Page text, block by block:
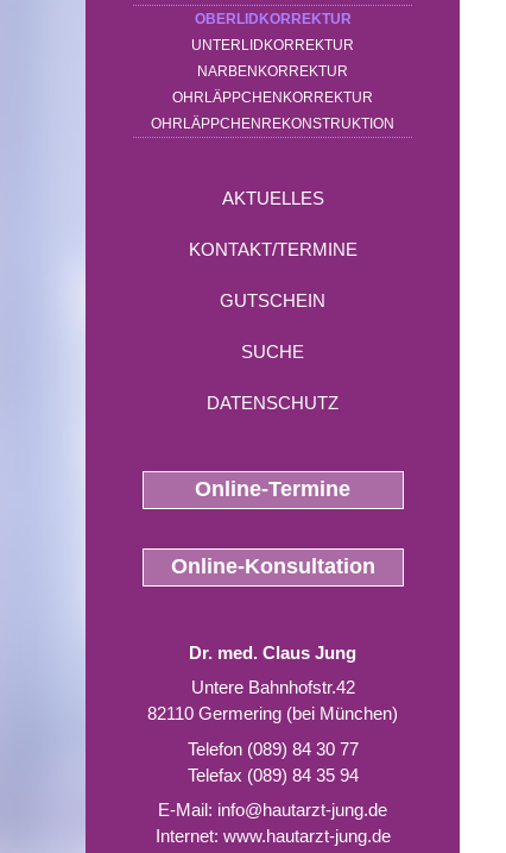
OBERLIDKORREKTUR
UNTERLIDKORREKTUR
NARBENKORREKTUR
OHRLÄPPCHENKORREKTUR
OHRLÄPPCHENREKONSTRUKTION
AKTUELLES
KONTAKT/TERMINE
GUTSCHEIN
SUCHE
DATENSCHUTZ
Online-Termine
Online-Konsultation
Dr. med. Claus Jung
Untere Bahnhofstr.42
82110 Germering (bei München)
Telefon (089) 84 30 77
Telefax (089) 84 35 94
E-Mail: info@hautarzt-jung.de
Internet: www.hautarzt-jung.de